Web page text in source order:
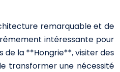
remarquable et de
intéressante pour
la **Hongrie**, visiter des
transformer une nécessité